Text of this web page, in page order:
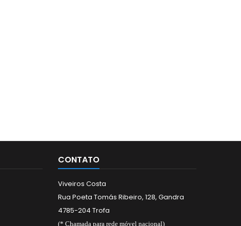
CONTATO
Viveiros Costa
Rua Poeta Tomás Ribeiro, 128, Gandra
4785-204 Trofa
(* Chamada para rede móvel nacional)